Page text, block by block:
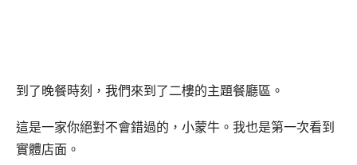
到了晚餐時刻，我們來到了二樓的主題餐廳區。
這是一家你絕對不會錯過的，小蒙牛。我也是第一次看到
實體店面。